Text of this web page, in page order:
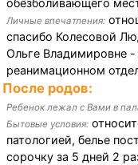
обезболивающего
Личные впечатления:
спасибо Колесовой
Ольге Владимировне
реанимационном
После родов:
Ребенок лежал с Вами в
Бытовые условия:
патологией, белье
сорочку за 5 дней 2